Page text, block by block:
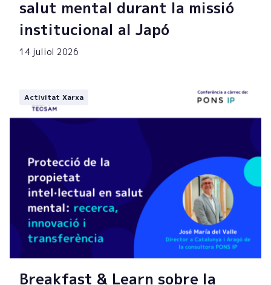
salut mental durant la missió
institucional al Japó
14 juliol 2026
Activitat Xarxa
Breakfast & Learn sobre la